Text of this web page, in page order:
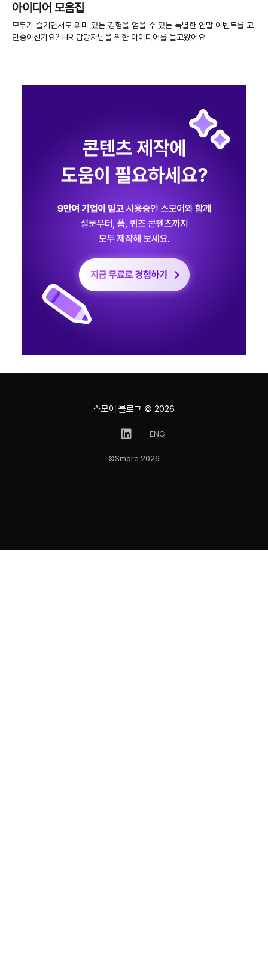
아이디어 모음집
모두가 즐기면서도 의미 있는 경험을 얻을 수 있는 특별한 연말 이벤트를 고
민중이신가요? HR 담당자님을 위한 아이디어를 들고왔어요
스모어 블로그 © 2026
ENG
©Smore 2026